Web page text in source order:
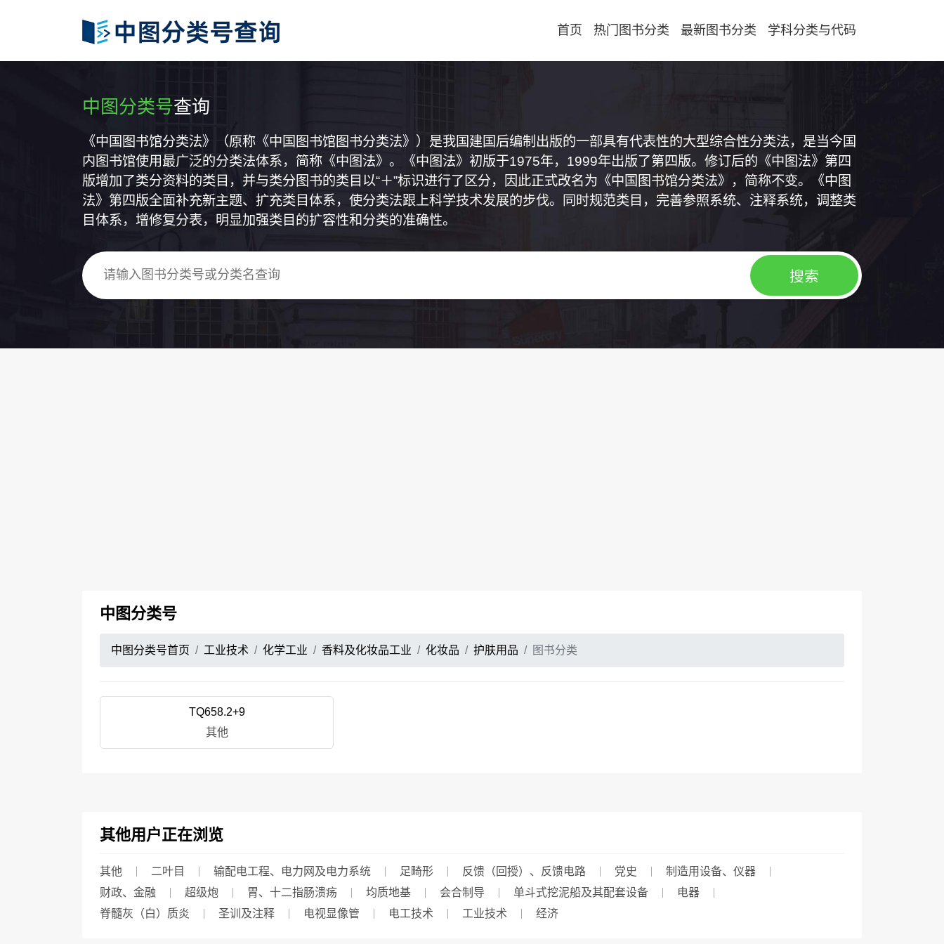
首页 热门图书分类 最新图书分类 学科分类与代码
中图分类号查询
《中国图书馆分类法》（原称《中国图书馆图书分类法》）是我国建国后编制出版的一部具有代表性的大型综合性分类法，是当今国
内图书馆使用最广泛的分类法体系，简称《中图法》。《中图法》初版于1975年，1999年出版了第四版。修订后的《中图法》第四
版增加了类分资料的类目，并与类分图书的类目以“＋”标识进行了区分，因此正式改名为《中国图书馆分类法》，简称不变。《中图
法》第四版全面补充新主题、扩充类目体系，使分类法跟上科学技术发展的步伐。同时规范类目，完善参照系统、注释系统，调整类
目体系，增修复分表，明显加强类目的扩容性和分类的准确性。
中图分类号
中图分类号首页 工业技术 化学工业 香料及化妆品工业 化妆品 护肤用品 图书分类
TQ658.2+9
其他
其他用户正在浏览
其他 二叶目 输配电工程、电力网及电力系统 足畸形 反馈（回授）、反馈电路 党史
制造用设备、仪器
财政、金融
超级炮 胃、十二指肠溃疡 均质地基 会合制导 单斗式挖泥船及其配套设备
电器
脊髓灰（白）质炎
圣训及注释 电视显像管 电工技术 工业技术 经济